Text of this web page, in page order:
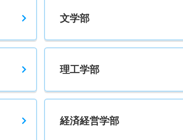
文学部
理工学部
経済経営学部